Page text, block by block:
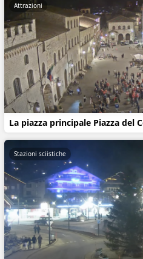
La piazza principale Piazza del
Attrazioni
Stazioni sciistiche